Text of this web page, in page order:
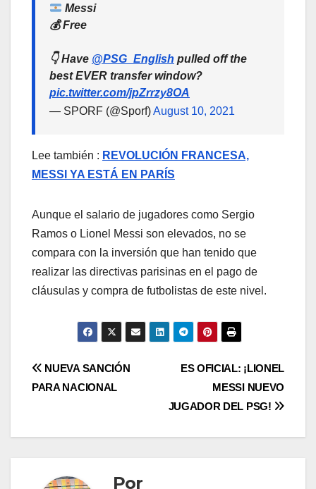
Messi
💰 Free
👇 Have @PSG_English pulled off the
best EVER transfer window?
pic.twitter.com/jpZrrzy8OA
— SPORF (@Sporf)August 10, 2021
Lee también : REVOLUCIÓN FRANCESA,
MESSI YA ESTÁ EN PARÍS
Aunque el salario de jugadores como Sergio
Ramos o Lionel Messi son elevados, no se
compara con la inversión que han tenido que
realizar las directivas parisinas en el pago de
cláusulas y compra de futbolistas de este nivel.
ES OFICIAL: ¡LIONEL
MESSI NUEVO
JUGADOR DEL PSG!
NUEVA SANCIÓN
PARA NACIONAL
Por